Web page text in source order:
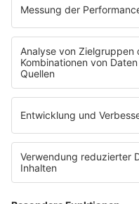
Star To Fall"
Eine
in LA, ein Satz im
erst keiner will: Wie
to Fall” am Ende
ihr größter Hit?
mehr lesen